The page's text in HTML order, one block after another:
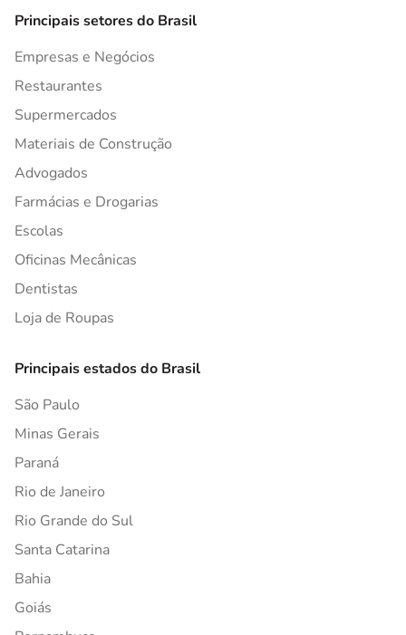
Principais setores do Brasil
Empresas e Negócios
Restaurantes
Supermercados
Materiais de Construção
Advogados
Farmácias e Drogarias
Escolas
Oficinas Mecânicas
Dentistas
Loja de Roupas
Principais estados do Brasil
São Paulo
Minas Gerais
Paraná
Rio de Janeiro
Rio Grande do Sul
Santa Catarina
Bahia
Goiás